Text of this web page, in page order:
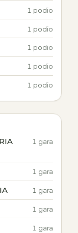
1 podio
1 podio
1 podio
1 podio
1 podio
1 gara
1 gara
1 gara
1 gara
1 gara